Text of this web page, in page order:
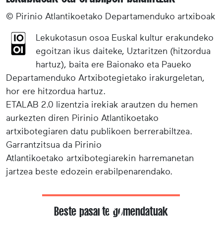
© Pirinio Atlantikoetako Departamenduko artxiboak
Lekukotasun osoa Euskal kultur erakundeko
egoitzan ikus daiteke, Uztaritzen (hitzordua
hartuz), baita ere Baionako eta Paueko
Departamenduko Artxibotegietako irakurgeletan,
hor ere hitzordua hartuz.
ETALAB 2.0 lizentzia irekiak arautzen du hemen
aurkezten diren Pirinio Atlantikoetako
artxibotegiaren datu publikoen berrerabiltzea.
Garrantzitsua da Pirinio
Atlantikoetako artxibotegiarekin harremanetan
jartzea beste edozein erabilpenarendako.
Beste pasarte gomendatuak